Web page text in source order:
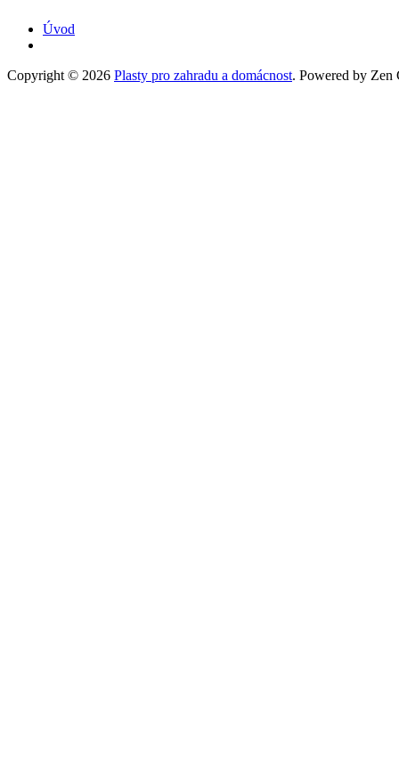
Úvod
Copyright © 2026 Plasty pro zahradu a domácnost. Powered by Zen